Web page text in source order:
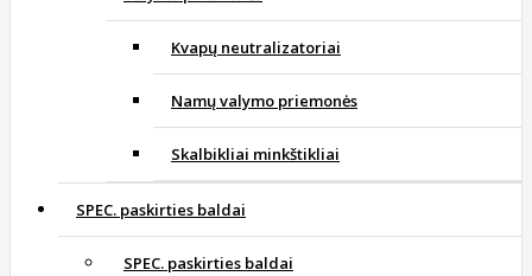
Kvapų neutralizatoriai
Namų valymo priemonės
Skalbikliai minkštikliai
SPEC. paskirties baldai
SPEC. paskirties baldai